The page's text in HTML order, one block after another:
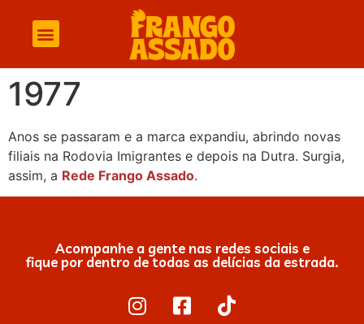
1977
Anos se passaram e a marca expandiu, abrindo novas
filiais na Rodovia Imigrantes e depois na Dutra. Surgia,
assim, a Rede Frango Assado.
Acompanhe a gente nas redes sociais e
fique por dentro de todas as delícias da estrada.